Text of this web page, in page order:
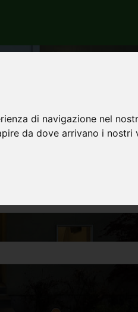
di navigazione nel
da dove arrivano i nostri
Contratto: